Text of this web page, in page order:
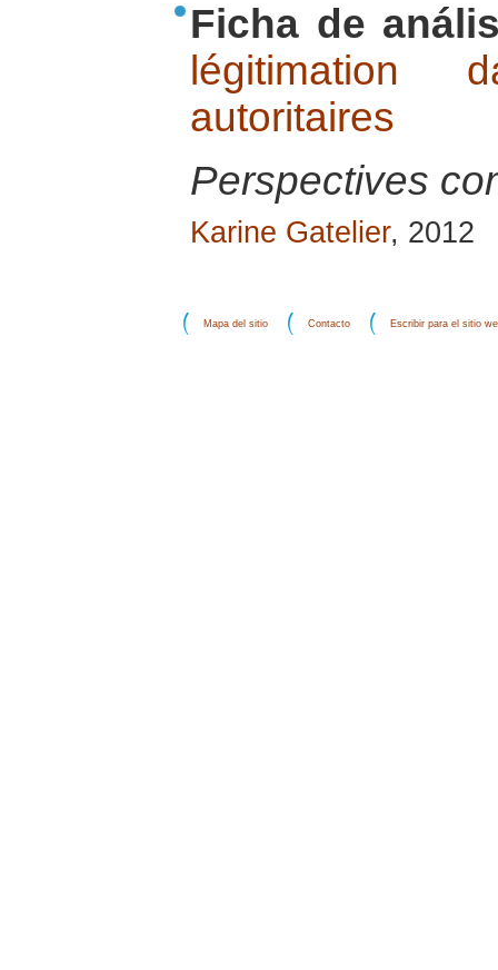
Ficha de
légitimation
autoritaires
Perspectives
Karine Gatelier, 2012
Mapa del sitio Contacto Escribir para el sitio